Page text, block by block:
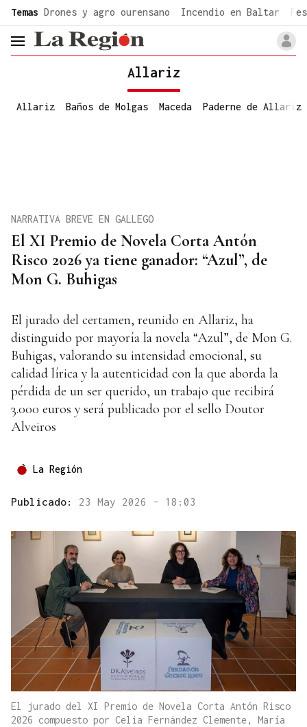
Temas Drones y agro ourensano Incendio en Baltar
header.menu.open
Allariz
Allariz Baños de Molgas Maceda Paderne de Allariz
El XI Premio de Novela Corta Antón
Risco 2026 ya tiene ganador: “Azul”, de
Mon G. Buhigas
NARRATIVA BREVE EN GALLEGO
El jurado del certamen, reunido en Allariz, ha
distinguido por mayoría la novela “Azul”, de Mon G.
Buhigas, valorando su intensidad emocional, su
calidad lírica y la autenticidad con la que aborda la
pérdida de un ser querido, un trabajo que recibirá
3.000 euros y será publicado por el sello Doutor
Alveiros
La Región
Publicado: 23 May 2026 - 18:03
El jurado del XI Premio de Novela Corta Antón Risco
2026 compuesto por Celia Fernández Clemente, María